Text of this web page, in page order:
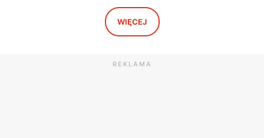
Dino
Bieniewice, ul. Błońska 52
Błonie, ul. Nowa Wieś 12c
Pomiechówek, ul.
WIĘCEJ
REKLAMA